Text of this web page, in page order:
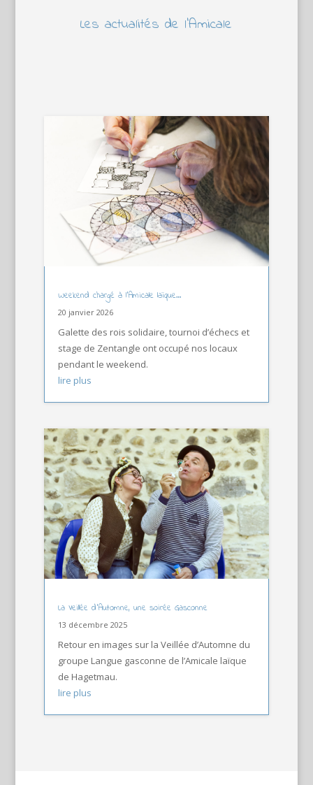
Les actualités de l’Amicale
Weekend chargé à l’Amicale laïque…
20 janvier 2026
Galette des rois solidaire, tournoi d’échecs et
stage de Zentangle ont occupé nos locaux
pendant le weekend.
lire plus
La Veillée d’Automne, une soirée Gasconne
13 décembre 2025
Retour en images sur la Veillée d’Automne du
groupe Langue gasconne de l’Amicale laïque
de Hagetmau.
lire plus